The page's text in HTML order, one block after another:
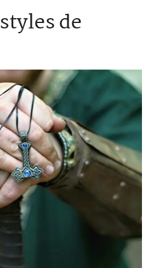
styles de